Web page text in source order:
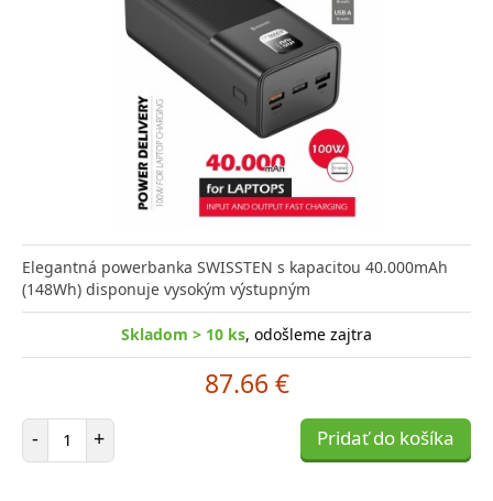
Elegantná powerbanka SWISSTEN s kapacitou 40.000mAh
(148Wh) disponuje vysokým výstupným
Skladom > 10 ks, odošleme zajtra
87.66 €
- Počet položiek
+ Pridať do košíka